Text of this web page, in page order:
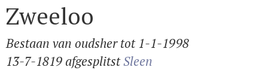
Zweeloo
Bestaan van oudsher tot 1-1-1998
13-7-1819 afgesplitstSleen